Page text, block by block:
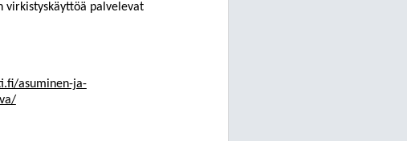
virkistyskäyttöä palvelevat
asuminen-ja-